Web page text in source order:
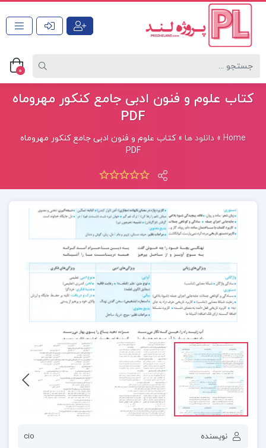
0
کتاب علوم و فنون ادبی جامع کنکور مهروماه
PDF
Home
» دانلود ها »کتاب علوم و فنون ادبی جامع کنکور مهروماه
PDF
نویسنده cio